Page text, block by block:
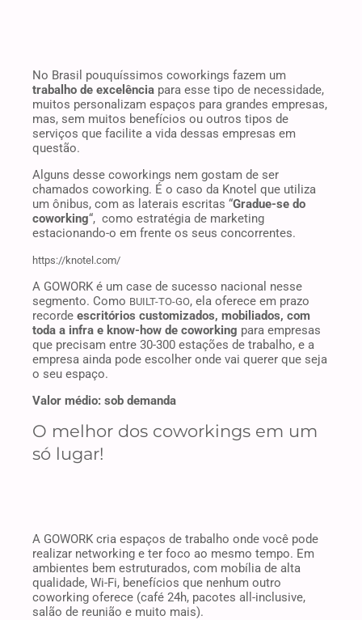
No Brasil pouquíssimos coworkings fazem um
trabalho de excelência para esse tipo de necessidade,
muitos personalizam espaços para grandes empresas,
mas, sem muitos benefícios ou outros tipos de
serviços que facilite a vida dessas empresas em
questão.
Alguns desse coworkings nem gostam de ser
chamados coworking. É o caso da Knotel que utiliza
um ônibus, com as laterais escritas “Gradue-se do
coworking“, como estratégia de marketing
estacionando-o em frente os seus concorrentes.
https://knotel.com/
A GOWORK é um case de sucesso nacional nesse
segmento. Como BUILT-TO-GO, ela oferece em prazo
recorde escritórios customizados, mobiliados, com
toda a infra e know-how de coworking para empresas
que precisam entre 30-300 estações de trabalho, e a
empresa ainda pode escolher onde vai querer que seja
o seu espaço.
Valor médio: sob demanda
O melhor dos coworkings em um
só lugar!
A GOWORK cria espaços de trabalho onde você pode
realizar networking e ter foco ao mesmo tempo. Em
ambientes bem estruturados, com mobília de alta
qualidade, Wi-Fi, benefícios que nenhum outro
coworking oferece (café 24h, pacotes all-inclusive,
salão de reunião e muito mais).